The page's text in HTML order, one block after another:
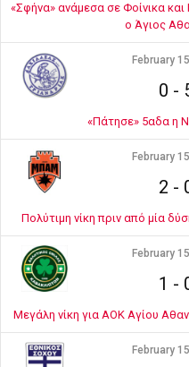
«Σφήνα» ανάμεσα σε Φοίνικα
ο Άγιος
February
0 -
«Πάτησε» 5αδα η
February
2 -
Πολύτιμη νίκη πριν από μία
February
1 -
Μεγάλη νίκη για ΑΟΚ Αγίου
February